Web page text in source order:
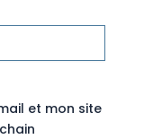
et mon site